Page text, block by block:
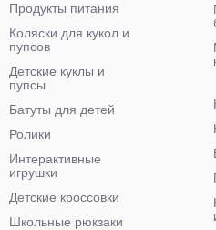
Продукты питания
Коляски для кукол и
пупсов
Детские куклы и
пупсы
Батуты для детей
Ролики
Интерактивные
игрушки
Детские кроссовки
Школьные рюкзаки